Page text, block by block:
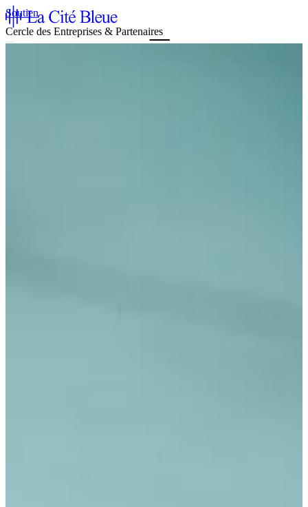
Soutien
Cercle des Entreprises & Partenaires